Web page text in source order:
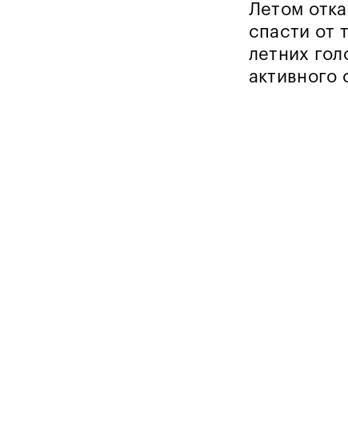
Летом
спасти от
летних
активного